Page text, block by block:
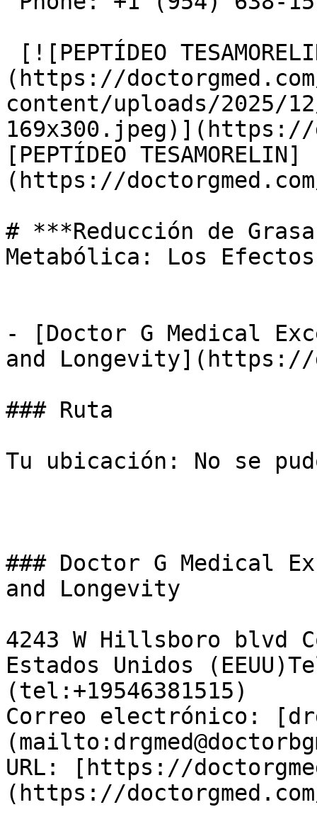
(https://
content/uploads/2025/12/
169x300.jpeg)](https://
[PEPTÍDEO TESAMORELIN]
(https://
# ***Reducción de
Metabólica: Los
- [Doctor G Medical
and Longevity](https://
### Ruta
Tu ubicación: No se
### Doctor G Medical
and Longevity
4243 W Hillsboro blvd
Estados Unidos
(tel:+19546381515)
Correo electrónico:
URL: [https://
(https://